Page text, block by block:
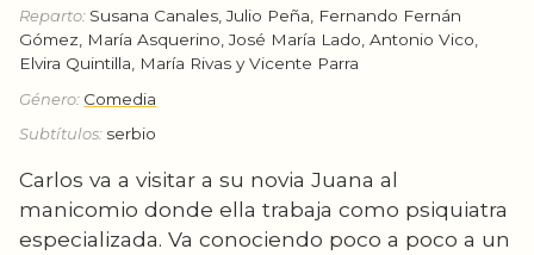
Reparto: Susana Canales, Julio Peña, Fernando Fernán
Gómez, María Asquerino, José María Lado, Antonio Vico,
Elvira Quintilla, María Rivas y Vicente Parra
Género: Comedia
Subtítulos: serbio
Carlos va a visitar a su novia Juana al
manicomio donde ella trabaja como psiquiatra
especializada. Va conociendo poco a poco a un